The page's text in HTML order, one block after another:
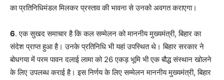
का प्रतिनिधिमंडल मिलकर प्रस्ताव की भावना से उनको अवगत कराएगा।
6. एक सुखद समाचार है कि कल सम्मेलन को माननीय मुख्यमंत्री, बिहार का
संदेश प्राप्त हुआ है। उनके प्रतिनिधि भी यहां उपस्थित थे। बिहार सरकार ने
बोधगया में परम पावन दलाई लामा को 26 एकड़ भूमि भी एक बौद्ध संस्थान खोलने
के लिए उपलब्ध कराई है। इस निर्णय के लिए सम्मेलन माननीय मुख्यमंत्री, बिहार